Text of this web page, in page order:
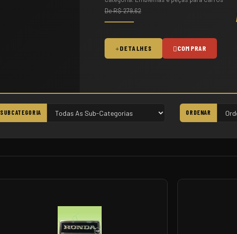
De R$ 401,96
DETALHES COMPRAR
SUBCATEGORIA ORDENAR